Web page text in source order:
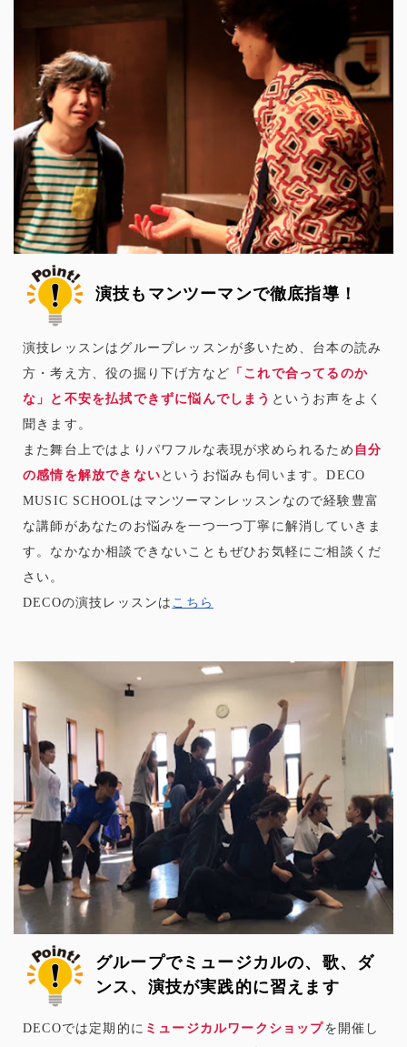
演技もマンツーマンで徹底指導！
演技レッスンはグループレッスンが多いため、台本の読み
方・考え方、役の掘り下げ方など 「これで合ってるのか
な」と不安を払拭できずに悩んでしまう というお声をよく
聞きます。
また舞台上ではよりパワフルな表現が求められるため 自分
の感情を解放できない というお悩みも伺います。DECO
MUSIC SCHOOLはマンツーマンレッスンなので経験豊富
な講師があなたのお悩みを一つ一つ丁寧に解消していきま
す。なかなか相談できないこともぜひお気軽にご相談くだ
さい。
DECOの演技レッスンは こちら
グループでミュージカルの、歌、ダ
ンス、演技が実践的に習えます
DECOでは定期的に ミュージカルワークショップを開催し